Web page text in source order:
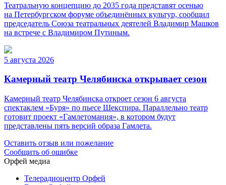
Театральную концепцию до 2035 года представят осенью
на Петербургском форуме объединённых культур, сообщил
председатель Союза театральных деятелей Владимир Машков
на встрече с Владимиром Путиным.
5 августа 2026
Камерный театр Челябинска открывает сезон
Камерный театр Челябинска откроет сезон 6 августа
спектаклем «Буря» по пьесе Шекспира. Параллельно театр
готовит проект «Гамлетомания», в котором будут
представлены пять версий образа Гамлета.
Оставить отзыв или пожелание
Сообщить об ошибке
Орфей медиа
Телерадиоцентр Орфей